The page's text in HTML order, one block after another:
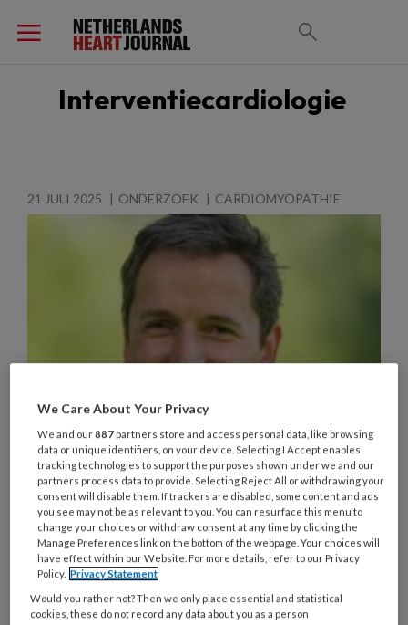
Interventiecardiologie
21 JULI 2025 ONDERZOEK CARDIOMYOPATHIE
Impella CP: hoopvol of zinloos?
Jan-Willem Balder (UMCU) en collega’s
beschrijven in hun studie dat het gebruik van
tijdelijke mechanische circulatoire ondersteuning
bij ernstige cardiogene shock toeneemt, met de
Impella CP als veelbelovend alternatief voor de
We Care About Your Privacy
We and our887 partners store and access personal data, like browsing
data or unique identifiers, on your device. Selecting I Accept enables
tracking technologies to support the purposes shown under we and our
partners process data to provide. Selecting Reject All or withdrawing your
consent will disable them. If trackers are disabled, some content and ads
you see may not be as relevant to you. You can resurface this menu to
change your choices or withdraw consent at any time by clicking the
Manage Preferences link on the bottom of the webpage. Your choices will
have effect within our Website. For more details, refer to our Privacy
Policy. Privacy Statement
Would you rather not? Then we only place essential and statistical
cookies, these do not record any data about you as a person